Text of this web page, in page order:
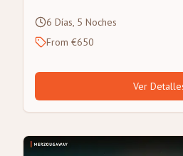
6 Días, 5 Noches
From €650
Ver